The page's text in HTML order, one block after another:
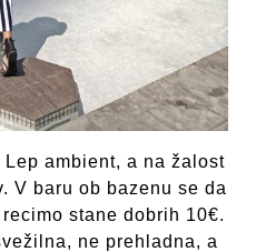
ambient, a na žalost
V baru ob bazenu se da
stane dobrih 10€.
ne prehladna, a